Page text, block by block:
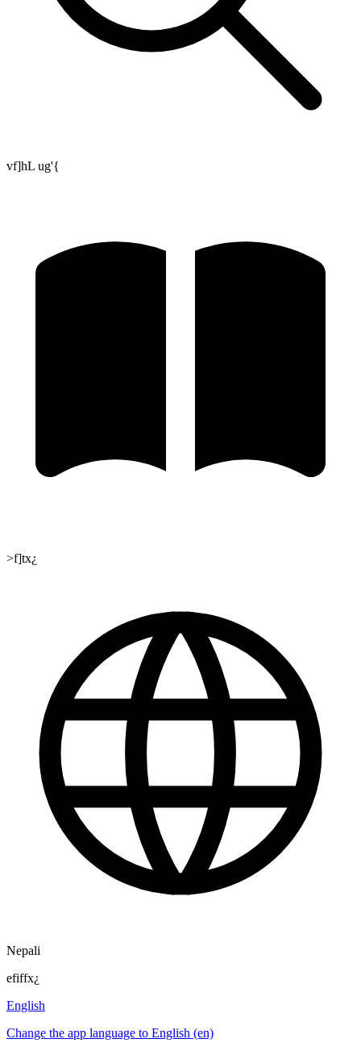
vf]hL ug'{
>f]tx¿
Nepali
efiffx¿
English
Change the app language to English (en)